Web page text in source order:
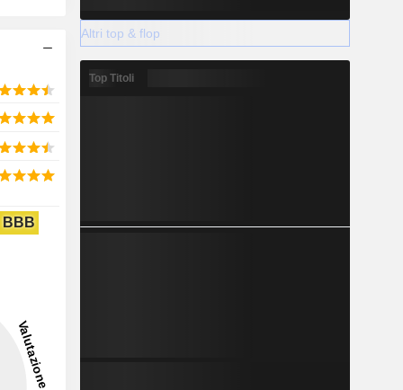
BBB
Altri top & flop
Top Titoli